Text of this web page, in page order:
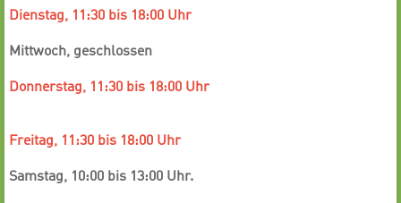
Dienstag, 11:30 bis 18:00 Uhr
Mittwoch, geschlossen
Donnerstag, 11:30 bis 18:00 Uhr
Freitag, 11:30 bis 18:00 Uhr
Samstag, 10:00 bis 13:00 Uhr.